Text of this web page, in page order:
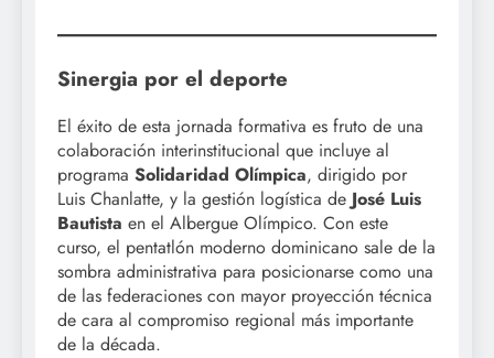
Sinergia por el deporte
El éxito de esta jornada formativa es fruto de una
colaboración interinstitucional que incluye al
programa Solidaridad Olímpica, dirigido por
Luis Chanlatte, y la gestión logística de José Luis
Bautista en el Albergue Olímpico. Con este
curso, el pentatlón moderno dominicano sale de la
sombra administrativa para posicionarse como una
de las federaciones con mayor proyección técnica
de cara al compromiso regional más importante
de la década.